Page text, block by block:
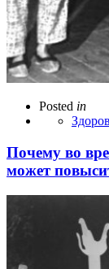
Posted in
Почему во
может